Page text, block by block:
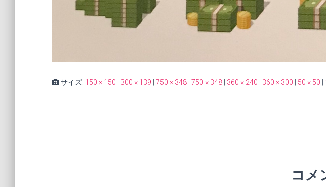
サイズ: 150 × 150 300 × 139 750 × 348 750 × 348 360 × 240 360 × 300 50 × 50
コメ